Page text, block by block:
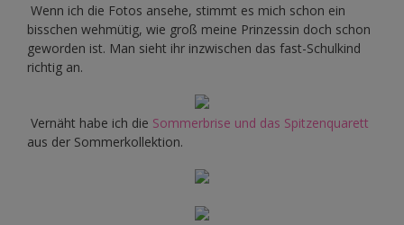
Wenn ich die Fotos ansehe, stimmt es mich schon ein
bisschen wehmütig, wie groß meine Prinzessin doch schon
geworden ist. Man sieht ihr inzwischen das fast-Schulkind
richtig an.
Vernäht habe ich die Sommerbrise und das Spitzenquarett
aus der Sommerkollektion.